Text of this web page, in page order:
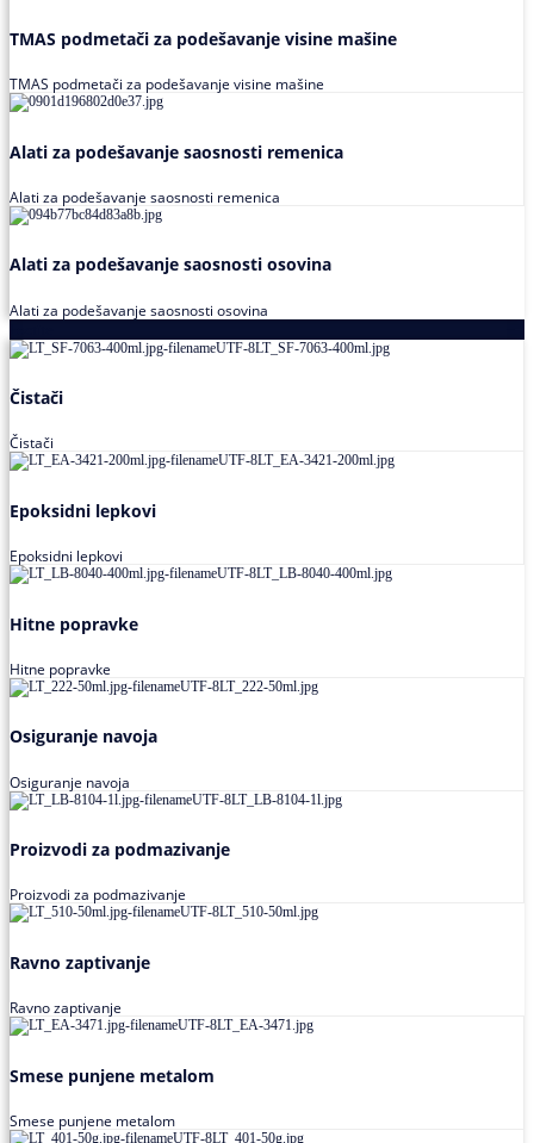
TMAS podmetači za podešavanje visine mašine
TMAS podmetači za podešavanje visine mašine
Alati za podešavanje saosnosti remenica
Alati za podešavanje saosnosti remenica
Alati za podešavanje saosnosti osovina
Alati za podešavanje saosnosti osovina
Čistači
Čistači
Epoksidni lepkovi
Epoksidni lepkovi
Hitne popravke
Hitne popravke
Osiguranje navoja
Osiguranje navoja
Proizvodi za podmazivanje
Proizvodi za podmazivanje
Ravno zaptivanje
Ravno zaptivanje
Smese punjene metalom
Smese punjene metalom